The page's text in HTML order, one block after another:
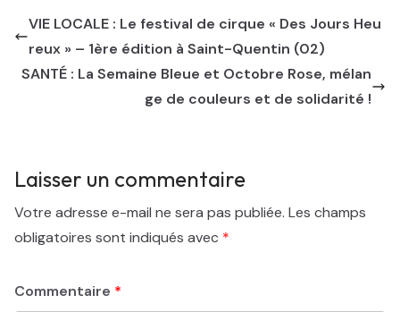
VIE LOCALE : Le festival de cirque « Des Jours Heu
reux » – 1ère édition à Saint-Quentin (02)
SANTÉ : La Semaine Bleue et Octobre Rose, mélan
ge de couleurs et de solidarité !
Laisser un commentaire
Votre adresse e-mail ne sera pas publiée. Les champs
obligatoires sont indiqués avec *
Commentaire *